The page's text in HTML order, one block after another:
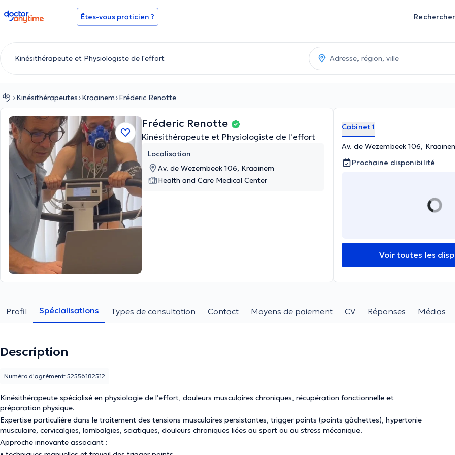
doctoranytime Êtes-vous praticien ? Rechercher
Kinésithérapeutes Kraainem Fréderic Renotte
Fréderic Renotte
Kinésithérapeute et Physiologiste de l'effort
Localisation
Av. de Wezembeek 106, Kraainem
Health and Care Medical Center
Cabinet 1
Av. de Wezembeek 106,
Prochaine disponibilité
Voir toutes les
Profil Spécialisations Types de consultation Contact Moyens de paiement CV Réponses Médias
Description
Kinésithérapeute spécialisé en physiologie de l’effort, douleurs musculaires chroniques, récupération fonctionnelle et
préparation physique.
Expertise particulière dans le traitement des tensions musculaires persistantes, trigger points (points gâchettes), hypertonie
musculaire, cervicalgies, lombalgies, sciatiques, douleurs chroniques liées au sport ou au stress mécanique.
Approche innovante associant :
Numéro d'agrément: 52556182512